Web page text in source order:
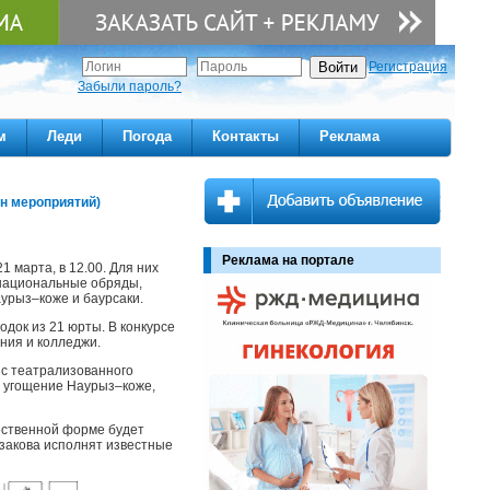
Регистрация
Забыли пароль?
Леди Погода Контакты Реклама
мероприятий)
марта, в 12.00. Для них
обряды,
и баурсаки.
из 21 юрты. В конкурсе
и колледжи.
театрализованного
Наурыз–коже,
форме будет
исполнят известные
Реклама на портале